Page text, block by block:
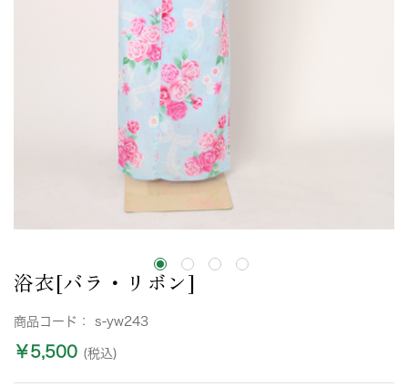
浴衣[バラ・リボン]
商品コード： s-yw243
￥5,500 (税込)